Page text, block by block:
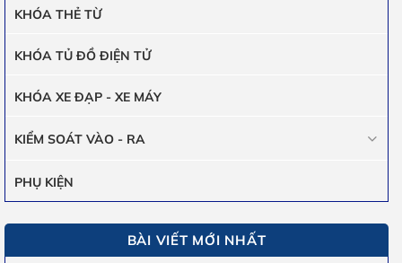
KHÓA THẺ TỪ
KHÓA TỦ ĐỒ ĐIỆN TỬ
KHÓA XE ĐẠP - XE MÁY
KIỂM SOÁT VÀO - RA
PHỤ KIỆN
BÀI VIẾT MỚI NHẤT